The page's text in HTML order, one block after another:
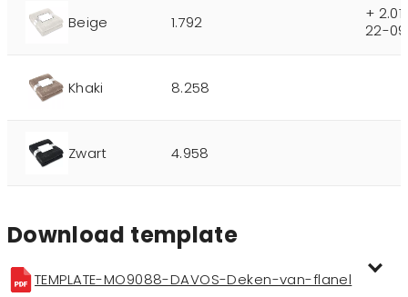
Beige 1.792
+
22-
Khaki 8.258
Zwart 4.958
Download template
TEMPLATE-MO9088-DAVOS-Deken-van-flanel